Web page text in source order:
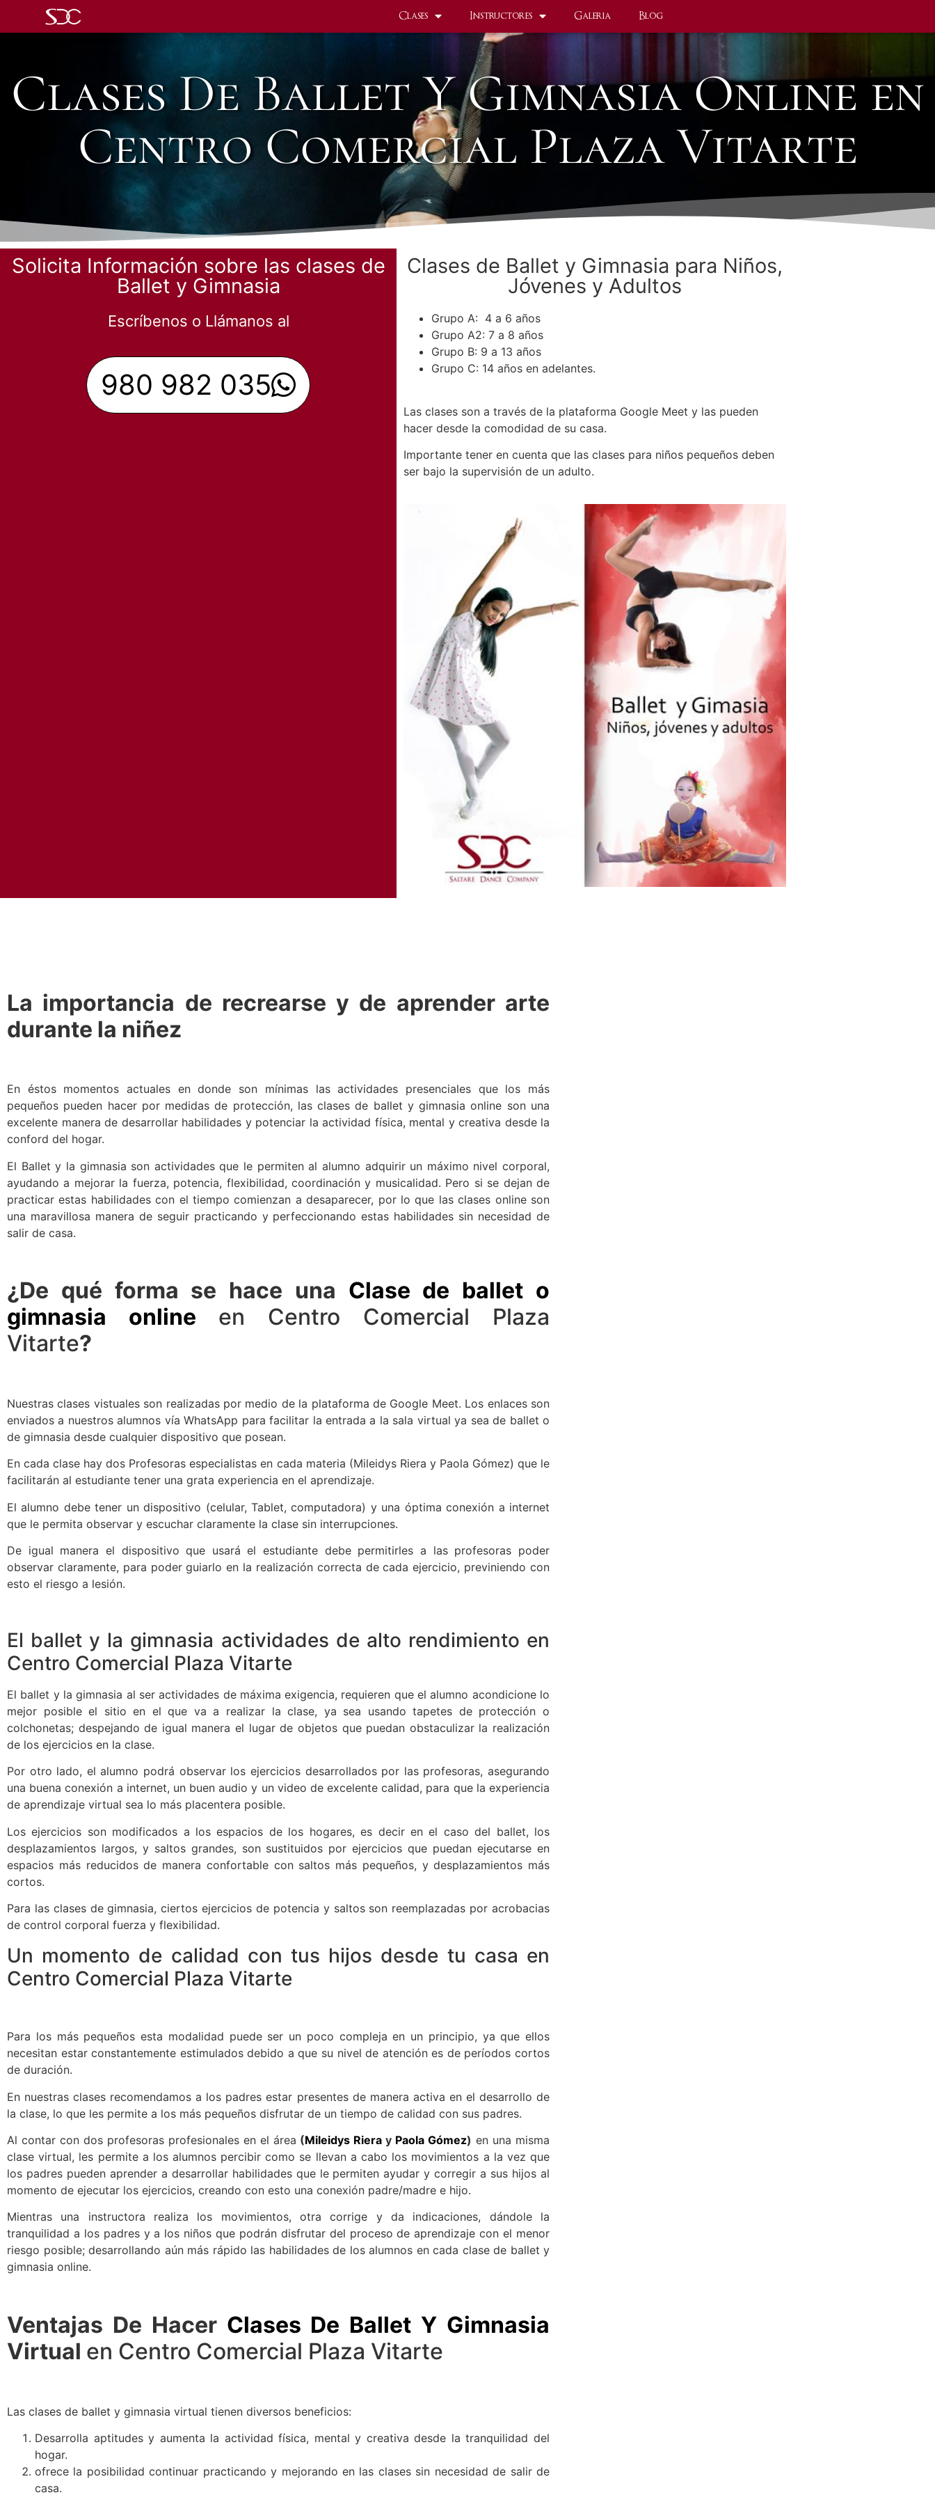
Clases Instructores Galeria Blog
Clases De Ballet Y Gimnasia Online en
Centro Comercial Plaza Vitarte
Solicita Información sobre las clases de
Ballet y Gimnasia
Escríbenos o Llámanos al
980 982 035
Clases de Ballet y Gimnasia para Niños,
Jóvenes y Adultos
Grupo A: 4 a 6 años
Grupo A2: 7 a 8 años
Grupo B: 9 a 13 años
Grupo C: 14 años en adelantes.
Las clases son a través de la plataforma Google Meet y las pueden
hacer desde la comodidad de su casa.
Importante tener en cuenta que las clases para niños pequeños deben
ser bajo la supervisión de un adulto.
La importancia de recrearse y de aprender arte
durante la niñez
En éstos momentos actuales en donde son mínimas las actividades presenciales que los más
pequeños pueden hacer por medidas de protección, las clases de ballet y gimnasia online son una
excelente manera de desarrollar habilidades y potenciar la actividad física, mental y creativa desde la
conford del hogar.
El Ballet y la gimnasia son actividades que le permiten al alumno adquirir un máximo nivel corporal,
ayudando a mejorar la fuerza, potencia, flexibilidad, coordinación y musicalidad. Pero si se dejan de
practicar estas habilidades con el tiempo comienzan a desaparecer, por lo que las clases online son
una maravillosa manera de seguir practicando y perfeccionando estas habilidades sin necesidad de
salir de casa.
¿De qué forma se hace una Clase de ballet o
gimnasia online en Centro Comercial Plaza
Vitarte?
Nuestras clases vistuales son realizadas por medio de la plataforma de Google Meet. Los enlaces son
enviados a nuestros alumnos vía WhatsApp para facilitar la entrada a la sala virtual ya sea de ballet o
de gimnasia desde cualquier dispositivo que posean.
En cada clase hay dos Profesoras especialistas en cada materia (Mileidys Riera y Paola Gómez) que le
facilitarán al estudiante tener una grata experiencia en el aprendizaje.
El alumno debe tener un dispositivo (celular, Tablet, computadora) y una óptima conexión a internet
que le permita observar y escuchar claramente la clase sin interrupciones.
De igual manera el dispositivo que usará el estudiante debe permitirles a las profesoras poder
observar claramente, para poder guiarlo en la realización correcta de cada ejercicio, previniendo con
esto el riesgo a lesión.
El ballet y la gimnasia actividades de alto rendimiento en
Centro Comercial Plaza Vitarte
El ballet y la gimnasia al ser actividades de máxima exigencia, requieren que el alumno acondicione lo
mejor posible el sitio en el que va a realizar la clase, ya sea usando tapetes de protección o
colchonetas; despejando de igual manera el lugar de objetos que puedan obstaculizar la realización
de los ejercicios en la clase.
Por otro lado, el alumno podrá observar los ejercicios desarrollados por las profesoras, asegurando
una buena conexión a internet, un buen audio y un video de excelente calidad, para que la experiencia
de aprendizaje virtual sea lo más placentera posible.
Los ejercicios son modificados a los espacios de los hogares, es decir en el caso del ballet, los
desplazamientos largos, y saltos grandes, son sustituidos por ejercicios que puedan ejecutarse en
espacios más reducidos de manera confortable con saltos más pequeños, y desplazamientos más
cortos.
Para las clases de gimnasia, ciertos ejercicios de potencia y saltos son reemplazadas por acrobacias
de control corporal fuerza y flexibilidad.
Un momento de calidad con tus hijos desde tu casa en
Centro Comercial Plaza Vitarte
Para los más pequeños esta modalidad puede ser un poco compleja en un principio, ya que ellos
necesitan estar constantemente estimulados debido a que su nivel de atención es de períodos cortos
de duración.
En nuestras clases recomendamos a los padres estar presentes de manera activa en el desarrollo de
la clase, lo que les permite a los más pequeños disfrutar de un tiempo de calidad con sus padres.
Al contar con dos profesoras profesionales en el área (Mileidys Riera y Paola Gómez) en una misma
clase virtual, les permite a los alumnos percibir como se llevan a cabo los movimientos a la vez que
los padres pueden aprender a desarrollar habilidades que le permiten ayudar y corregir a sus hijos al
momento de ejecutar los ejercicios, creando con esto una conexión padre/madre e hijo.
Mientras una instructora realiza los movimientos, otra corrige y da indicaciones, dándole la
tranquilidad a los padres y a los niños que podrán disfrutar del proceso de aprendizaje con el menor
riesgo posible; desarrollando aún más rápido las habilidades de los alumnos en cada clase de ballet y
gimnasia online.
Ventajas De Hacer Clases De Ballet Y Gimnasia
Virtual en Centro Comercial Plaza Vitarte
Las clases de ballet y gimnasia virtual tienen diversos beneficios:
Desarrolla aptitudes y aumenta la actividad física, mental y creativa desde la tranquilidad del
hogar.
ofrece la posibilidad continuar practicando y mejorando en las clases sin necesidad de salir de
casa.